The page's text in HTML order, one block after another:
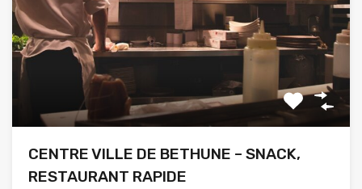
CENTRE VILLE DE BETHUNE – SNACK,
RESTAURANT RAPIDE